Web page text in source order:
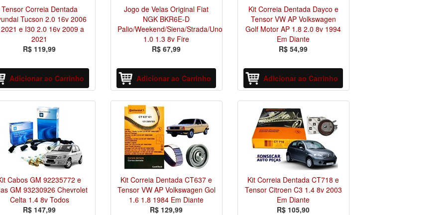
Tensor Correia Dentada
Tucson 2.0 16v 2006
e I30 2.0 16v 2009 a
2021
R$ 119,99
Adicionar ao Carrinho
Jogo de Velas Original Fiat
NGK BKR6E-D
Palio/Weekend/Siena/Strada/Uno
1.0 1.3 8v Fire
R$ 67,99
Adicionar ao Carrinho
Kit Correia Dentada Dayco e
Tensor VW AP Volkswagen
Golf Motor AP 1.8 2.0 8v 1994
Em Diante
R$ 54,99
Adicionar ao Carrinho
Cabos GM 92235772 e
GM 93230926 Chevrolet
Celta 1.4 8v Todos
R$ 147,99
Kit Correia Dentada CT637 e
Tensor VW AP Volkswagen Gol
1.6 1.8 1984 Em Diante
R$ 129,99
Kit Correia Dentada CT718 e
Tensor Citroen C3 1.4 8v 2003
Em Diante
R$ 105,90